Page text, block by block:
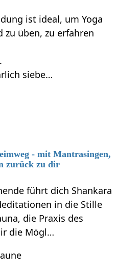
ist ideal, um Yoga
üben, zu erfahren
siebe…
- mit Mantrasingen,
zurück zu dir
führt dich Shankara
in die Stille
die Praxis des
die Mögl…